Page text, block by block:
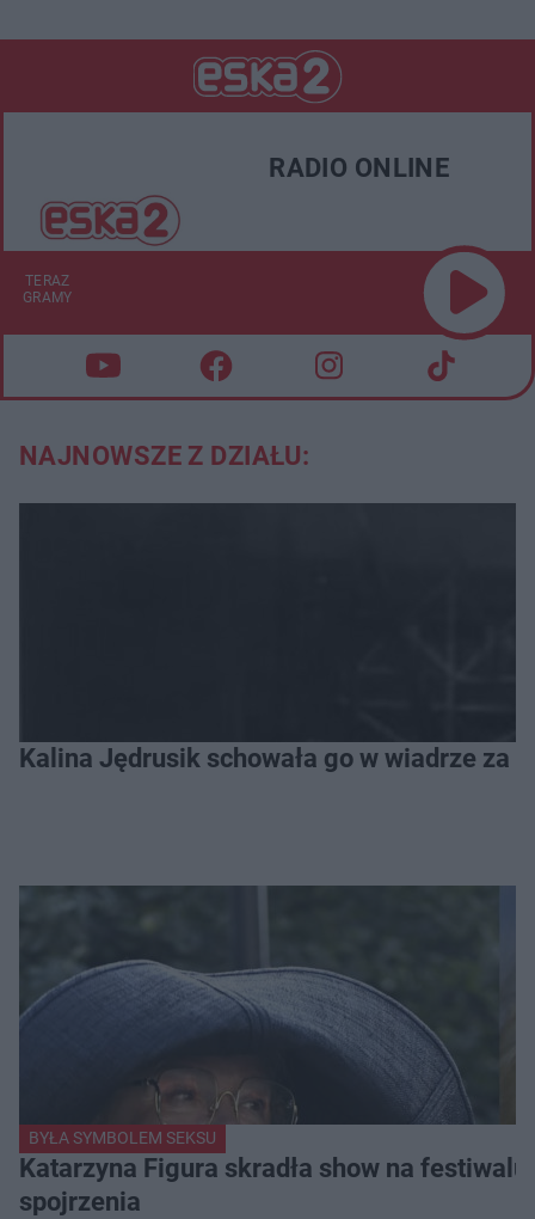
RADIO ONLINE
TERAZ
GRAMY
NAJNOWSZE Z DZIAŁU:
Kalina Jędrusik schowała go w wiadrze za
BYŁA SYMBOLEM SEKSU
Katarzyna Figura skradła show na
spojrzenia